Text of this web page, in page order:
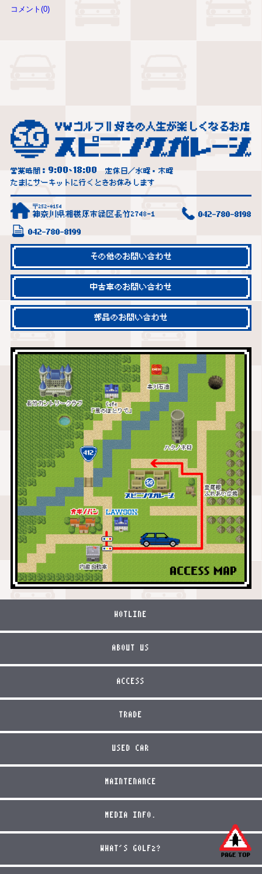
コメント(0)
営業時間： 9:00~18:00
定休日／水曜・木曜
たまにサーキットに行くときお休みします
〒252-0154
神奈川県相模原市緑区長竹2748-1 042-780-8198
042-780-8199
その他のお問い合わせ
中古車のお問い合わせ
部品のお問い合わせ
HOTLINE
ABOUT US
ACCESS
TRADE
USED CAR
MAINTENANCE
MEDIA INFO.
WHAT'S GOLF2?